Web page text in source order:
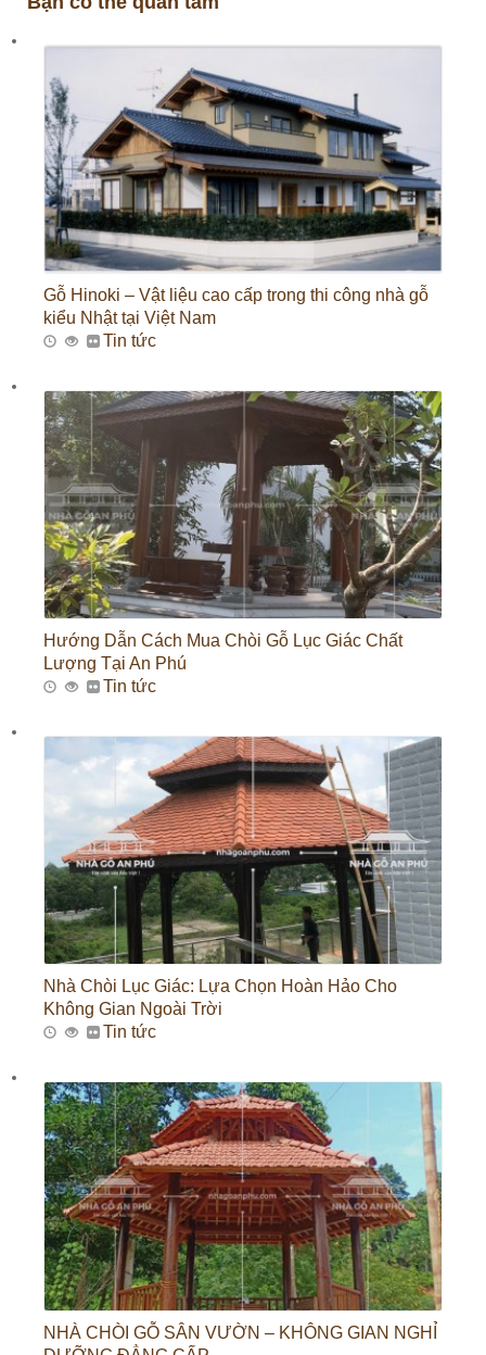
Gỗ Hinoki – Vật liệu cao cấp trong thi công nhà gỗ
kiểu Nhật tại Việt Nam
Tin tức
Hướng Dẫn Cách Mua Chòi Gỗ Lục Giác Chất
Lượng Tại An Phú
Tin tức
Nhà Chòi Lục Giác: Lựa Chọn Hoàn Hảo Cho
Không Gian Ngoài Trời
Tin tức
NHÀ CHÒI GỖ SÂN VƯỜN – KHÔNG GIAN NGHỈ